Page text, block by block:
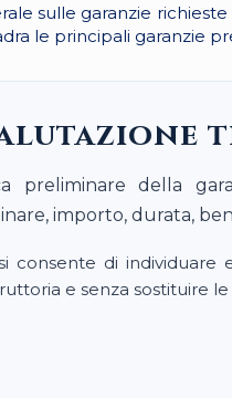
sulle garanzie
le principali garanzie
preliminare della
importo, durata,
consente di
e senza sostituire